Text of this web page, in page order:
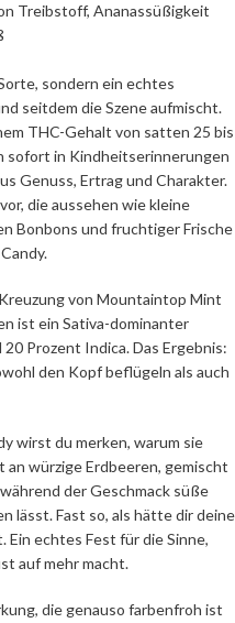
Treibstoff, Ananassüßigkeit
sondern ein echtes
seitdem die Szene aufmischt.
THC-Gehalt von satten 25 bis
sofort in Kindheitserinnerungen
Genuss, Ertrag und Charakter.
die aussehen wie kleine
Bonbons und fruchtiger Frische
von Mountaintop Mint
ist ein Sativa-dominanter
Prozent Indica. Das Ergebnis:
den Kopf beflügeln als auch
wirst du merken, warum sie
würzige Erdbeeren, gemischt
der Geschmack süße
lässt. Fast so, als hätte dir deine
echtes Fest für die Sinne,
auf mehr macht.
die genauso farbenfroh ist